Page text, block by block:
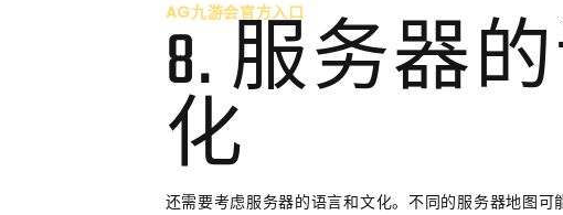
AG九游会官方入口
8. 服务器
化
还需要考虑服务器的语言和文化。不同的服务器地图